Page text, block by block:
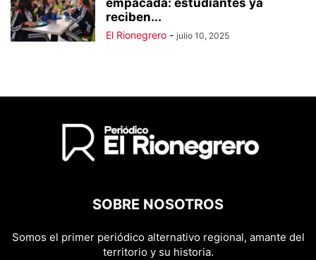
empacada: estudiantes ya
reciben...
El Rionegrero - julio 10, 2025
SOBRE NOSOTROS
Somos el primer periódico alternativo regional, amante del
territorio y su historia.